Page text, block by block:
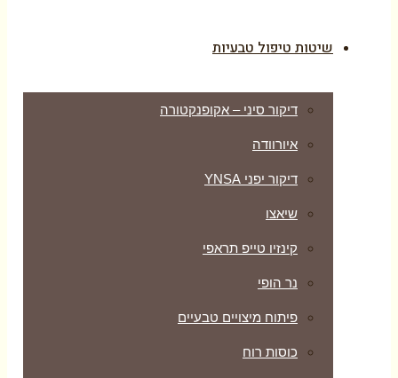
שיטות טיפול טבעיות
דיקור סיני – אקופנקטורה
איורוודה
דיקור יפני YNSA
שיאצו
קינזיו טייפ תראפי
נר הופי
פיתוח מיצויים טבעיים
כוסות רוח